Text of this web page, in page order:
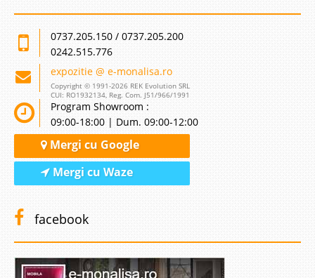
0737.205.150 / 0737.205.200
0242.515.776
expozitie @ e-monalisa.ro
Copyright © 1991-2026 REK Evolution SRL
CUI: RO1932134, Reg. Com. J51/966/1991
Program Showroom :
09:00-18:00 | Dum. 09:00-12:00
Mergi cu Google
Mergi cu Waze
facebook